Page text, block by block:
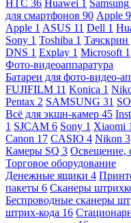
HTC 36 Huawei 1 Samsung
для смартфонов 90 Apple
Apple 1 ASUS 11 Dell 1
Sony 1 Toshiba 1 Тачскрин
DNS 1 Explay 1 Microsoft 1
Фото-видеоаппаратура
Батареи для фото-видео-
FUJIFILM 11 Konica 1
Pentax 2 SAMSUNG 31
Всё для экшн-камер 45
1 SJCAM 6 Sony 1 Xiaomi 1
Canon 17 CASIO 4 Nikon 3
Камеры SQ 3 Освещение,
Торговое оборудование
Денежные ящики 4
пакеты 6 Сканеры
Беспроводные сканеры
штрих-кода 16